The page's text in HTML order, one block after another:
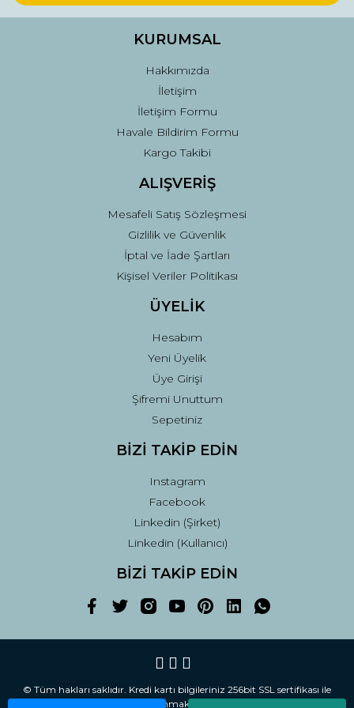
Ürün fiyatı diğer sitelerden daha pahalı.
Gönder
KURUMSAL
Hakkımızda
İletişim
İletişim Formu
Havale Bildirim Formu
Kargo Takibi
ALIŞVERİŞ
Mesafeli Satış Sözleşmesi
Gizlilik ve Güvenlik
İptal ve İade Şartları
Kişisel Veriler Politikası
ÜYELİK
Hesabım
Yeni Üyelik
Üye Girişi
Şifremi Unuttum
Sepetiniz
BİZİ TAKİP EDİN
Instagram
Facebook
Linkedin (Şirket)
Linkedin (Kullanıcı)
BİZİ TAKİP EDİN
© Tüm hakları saklıdır. Kredi kartı bilgileriniz 256bit SSL sertifikası ile
korunmaktadır.